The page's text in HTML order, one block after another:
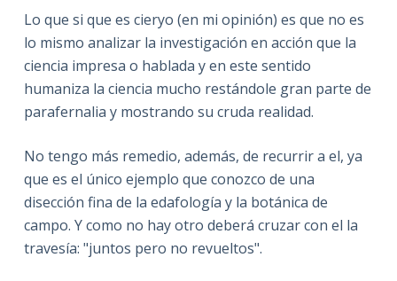
Lo que si que es cieryo (en mi opinión) es que no es
lo mismo analizar la investigación en acción que la
ciencia impresa o hablada y en este sentido
humaniza la ciencia mucho restándole gran parte de
parafernalia y mostrando su cruda realidad.
No tengo más remedio, además, de recurrir a el, ya
que es el único ejemplo que conozco de una
disección fina de la edafología y la botánica de
campo. Y como no hay otro deberá cruzar con el la
travesía: "juntos pero no revueltos".